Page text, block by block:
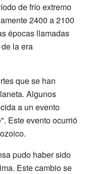
de frío extremo
2400 a 2100
épocas llamadas
la era
que se han
Algunos
a un evento
Este evento ocurrió
pudo haber sido
Este cambio se